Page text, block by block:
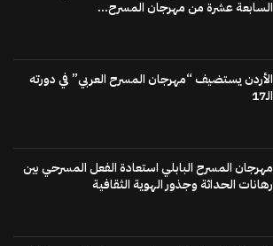
السابعة عشرة من مهرجان المسرح...
الأردن يستضيف “مهرجان المسرح العربي” في دورته
الـ17
مهرجان المسرح البابلي استعادة الفعل المسرحي بين
رهانات الحداثة وجذور الهوية الثقافية